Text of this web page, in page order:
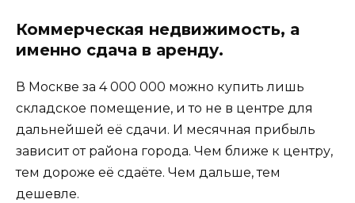
Коммерческая недвижимость, а
именно сдача в аренду.
В Москве за 4 000 000 можно купить лишь
складское помещение, и то не в центре для
дальнейшей её сдачи. И месячная прибыль
зависит от района города. Чем ближе к центру,
тем дороже её сдаёте. Чем дальше, тем
дешевле.